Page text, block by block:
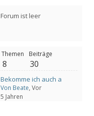
Forum ist leer
Themen
8
Beiträge
30
Bekomme ich auch als
Von Beate, Vor
5 Jahren